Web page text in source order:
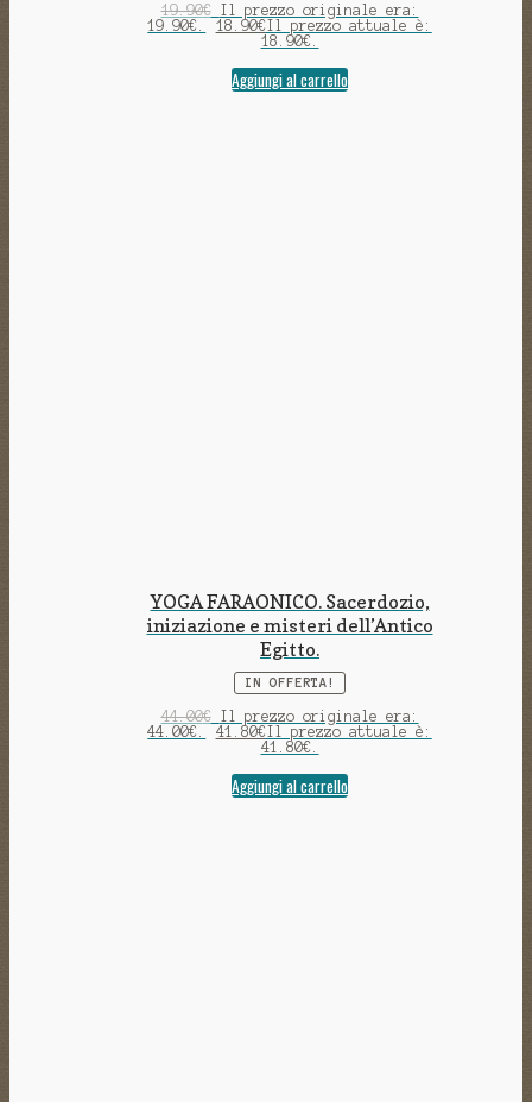
19.90€
Il prezzo originale era:
19.90€.
18.90€Il prezzo attuale è:
18.90€.
Aggiungi al carrello
YOGA FARAONICO. Sacerdozio,
iniziazione e misteri dell’Antico
Egitto.
IN OFFERTA!
44.00€
Il prezzo originale era:
44.00€.
41.80€Il prezzo attuale è:
41.80€.
Aggiungi al carrello